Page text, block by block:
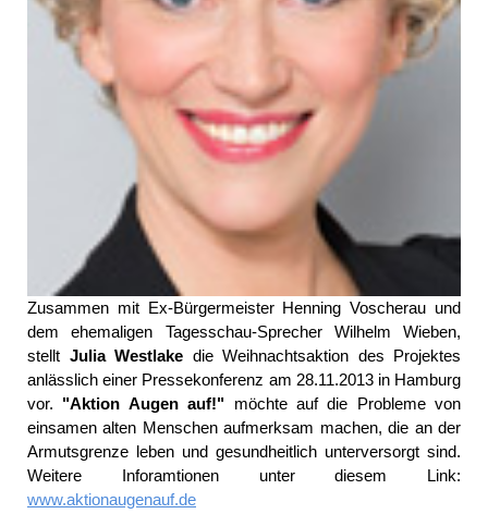
Zusammen mit Ex-Bürgermeister Henning Voscherau und
dem ehemaligen Tagesschau-Sprecher Wilhelm Wieben,
stellt Julia Westlake die Weihnachtsaktion des Projektes
anlässlich einer Pressekonferenz am 28.11.2013 in Hamburg
vor. "Aktion Augen auf!" möchte auf die Probleme von
einsamen alten Menschen aufmerksam machen, die an der
Armutsgrenze leben und gesundheitlich unterversorgt sind.
Weitere Inforamtionen unter diesem Link:
www.aktionaugenauf.de